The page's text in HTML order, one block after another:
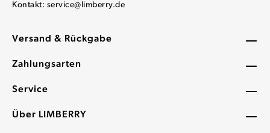
Versand & Rückgabe
Zahlungsarten
Service
Über LIMBERRY
Kontakt: service@limberry.de